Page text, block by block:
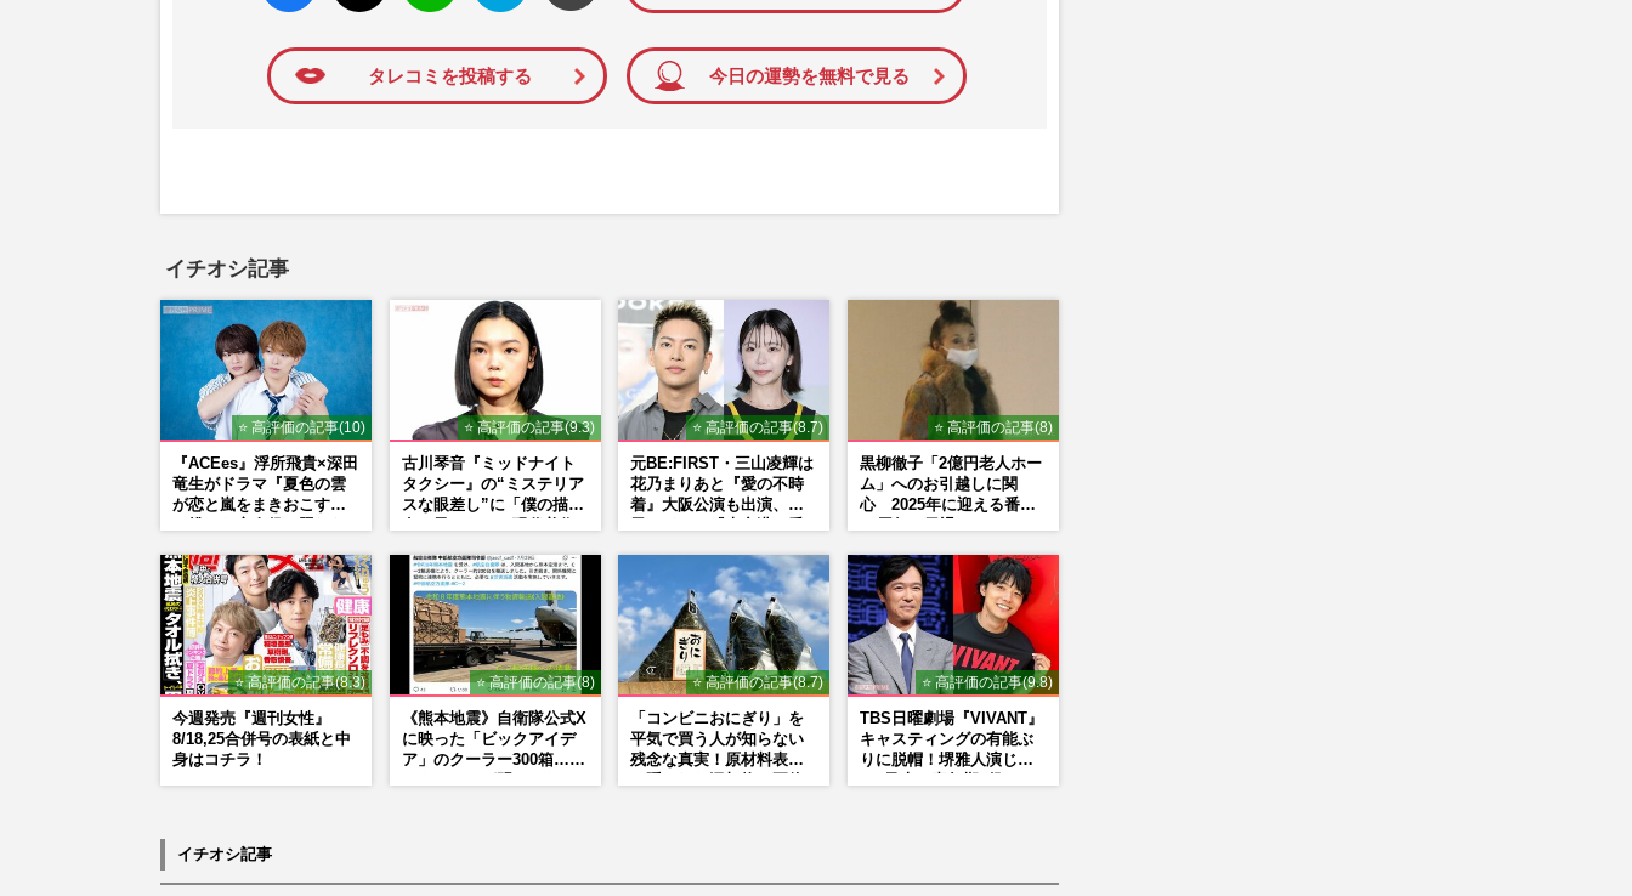
ね
マーク
タレコミを投稿する 今日の運勢を無料で見る
イチオシ記事
⭐ 高評価の記事(10)
『ACEes』浮所飛貴×深田
竜生がドラマ『夏色の雲
が恋と嵐をまきおこす』
秘話
⭐ 高評価の記事(9.3)
古川琴音『ミッドナイト
タクシー』の“ミステリア
スな眼差し”に「僕の描く
で“公認”
⭐ 高評価の記事(8.7)
元BE:FIRST・三山凌輝は
花乃まりあと『愛の不時
着』大阪公演も出演、趣
⭐ 高評価の記事(8)
黒柳徹子「2億円老人ホー
ム」へのお引越しに関
心 2025年に迎える番組
⭐ 高評価の記事(8.3)
今週発売『週刊女性』
8/18,25合併号の表紙と中
身はコチラ！
⭐ 高評価の記事(8)
《熊本地震》自衛隊公式X
に映った「ビックアイデ
ア」のクーラー300箱…ビ
⭐ 高評価の記事(8.7)
「コンビニおにぎり」を
平気で買う人が知らない
残念な真実！原材料表示
⭐ 高評価の記事(9.8)
TBS日曜劇場『VIVANT』
キャスティングの有能ぶ
りに脱帽！堺雅人演じ
イチオシ記事